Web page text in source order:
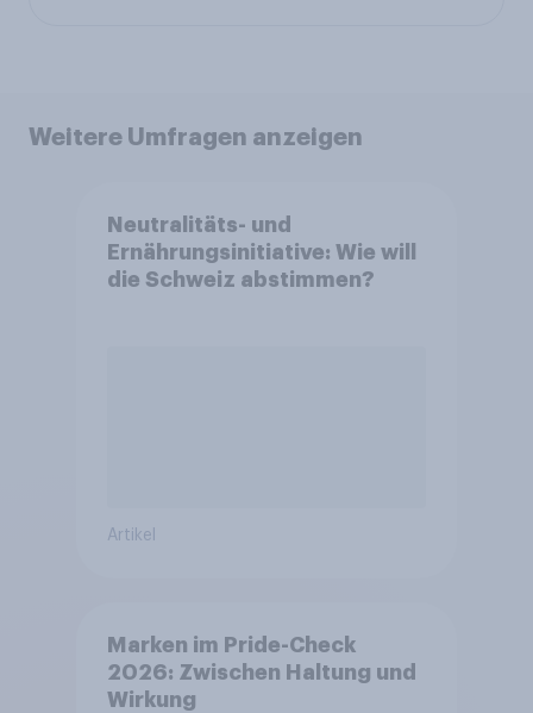
Weitere Umfragen anzeigen
Neutralitäts- und
Ernährungsinitiative: Wie will
die Schweiz abstimmen?
Artikel
Marken im Pride-Check
2026: Zwischen Haltung und
Wirkung